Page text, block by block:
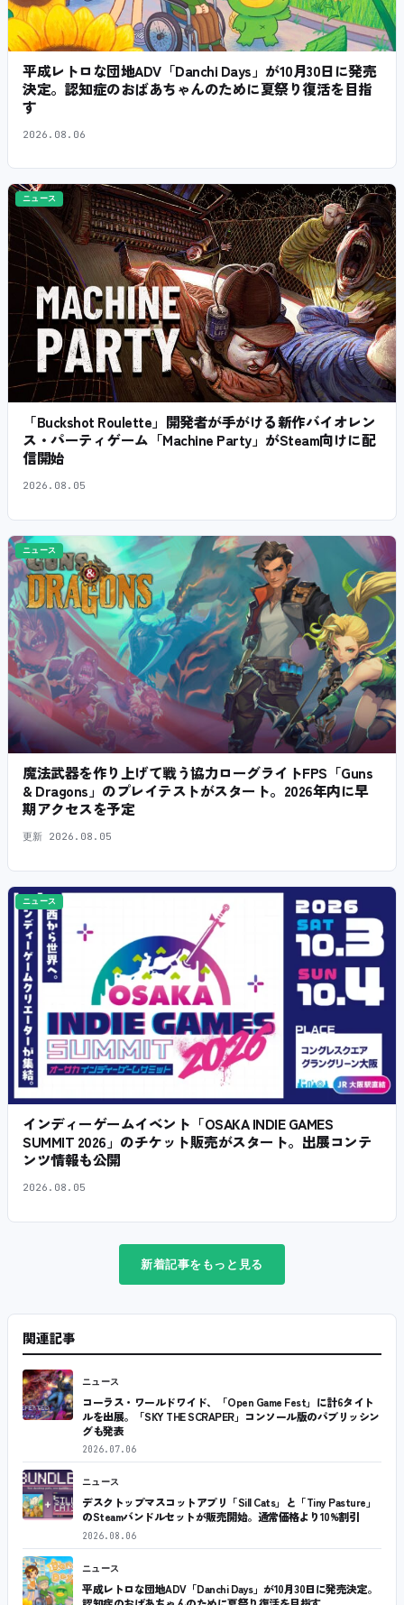
平成レトロな団地ADV「Danchi Days」が10月30日に発売
決定。認知症のおばあちゃんのために夏祭り復活を目指
す
2026.08.06
ニュース
「Buckshot Roulette」開発者が手がける新作バイオレン
ス・パーティゲーム「Machine Party」がSteam向けに配
信開始
2026.08.05
ニュース
魔法武器を作り上げて戦う協力ローグライトFPS「Guns
& Dragons」のプレイテストがスタート。2026年内に早
期アクセスを予定
更新 2026.08.05
ニュース
インディーゲームイベント「OSAKA INDIE GAMES
SUMMIT 2026」のチケット販売がスタート。出展コンテ
ンツ情報も公開
2026.08.05
新着記事をもっと見る
関連記事
ニュース
コーラス・ワールドワイド、「Open Game Fest」に計6タイト
ルを出展。「SKY THE SCRAPER」コンソール版のパブリッシン
グも発表
2026.07.06
ニュース
デスクトップマスコットアプリ「Sill Cats」と「Tiny Pasture」
のSteamバンドルセットが販売開始。通常価格より10%割引
2026.08.06
ニュース
平成レトロな団地ADV「Danchi Days」が10月30日に発売決定。